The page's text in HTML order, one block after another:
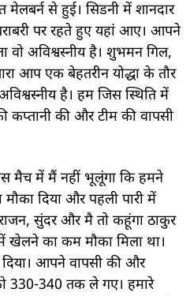
से हुई। सिडनी में शानदार
पर रहते हुए यहां आए। आपने
अविश्वस्नीय है। शुभमन गिल,
आप एक बेहतरीन योद्धा के तौर
है। हम जिस स्थिति में
कप्तानी की और टीम की वापसी
मैच में मैं नहीं भूलूंगा कि हमने
मौका दिया और पहली पारी में
सुंदर और मै तो कहूंगा ठाकुर
का कम मौका मिला था।
आपने वापसी की और
330-340 तक ले गए। हमारे